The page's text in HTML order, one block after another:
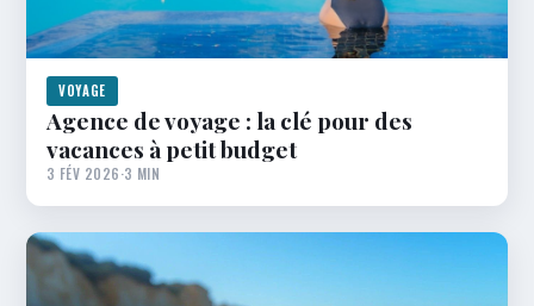
VOYAGE
Agence de voyage : la clé pour des
vacances à petit budget
3 FÉV 2026·3 MIN